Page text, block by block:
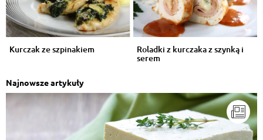
Kurczak ze szpinakiem Roladki z kurczaka z szynką i
serem
Najnowsze artykuły